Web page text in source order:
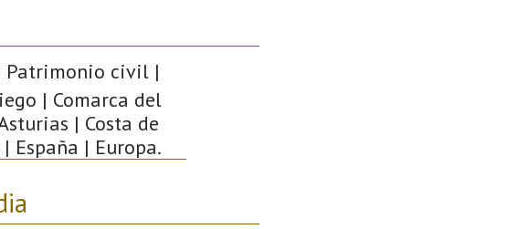
civil |
| Comarca del
| Costa de
España | Europa.